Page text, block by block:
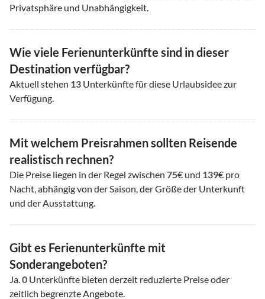
Privatsphäre und Unabhängigkeit.
Wie viele Ferienunterkünfte sind in dieser
Destination verfügbar?
Aktuell stehen 13 Unterkünfte für diese Urlaubsidee zur
Verfügung.
Mit welchem Preisrahmen sollten Reisende
realistisch rechnen?
Die Preise liegen in der Regel zwischen 75€ und 139€ pro
Nacht, abhängig von der Saison, der Größe der Unterkunft
und der Ausstattung.
Gibt es Ferienunterkünfte mit
Sonderangeboten?
Ja.0 Unterkünfte bieten derzeit reduzierte Preise oder
zeitlich begrenzte Angebote.